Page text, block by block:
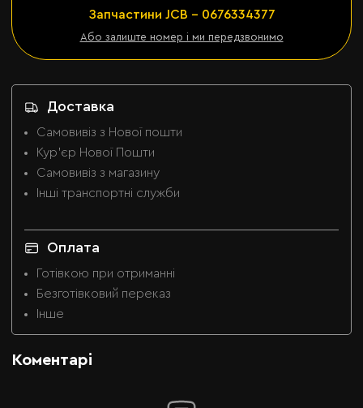
Запчастини JCB - 0676334377
Або залиште номер і ми передзвонимо
Доставка
Самовивіз з Нової пошти
Кур'єр Нової Пошти
Самовивіз з магазину
Інші транспортні служби
Оплата
Готівкою при отриманні
Безготівковий переказ
Інше
Коментарі